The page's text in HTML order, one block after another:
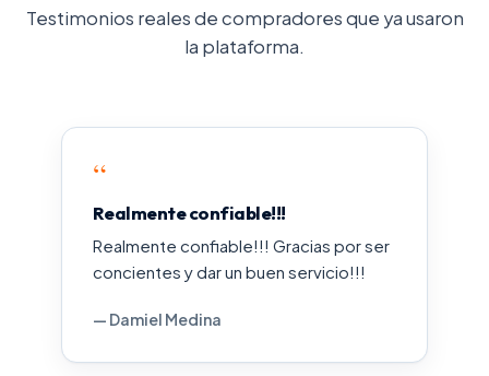
Testimonios reales de compradores que ya usaron
la plataforma.
“
Realmente confiable!!!
Realmente confiable!!! Gracias por ser
concientes y dar un buen servicio!!!
— Damiel Medina